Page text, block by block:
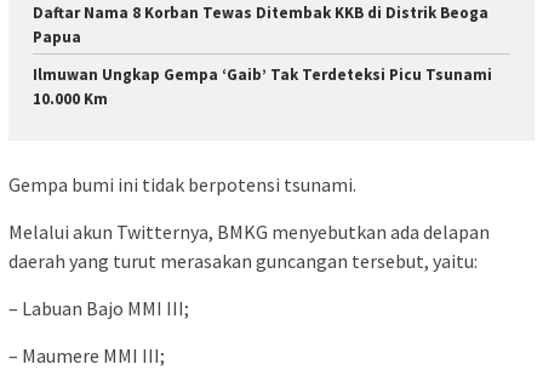
Daftar Nama 8 Korban Tewas Ditembak KKB di Distrik Beoga
Papua
Ilmuwan Ungkap Gempa ‘Gaib’ Tak Terdeteksi Picu Tsunami
10.000 Km
Gempa bumi ini tidak berpotensi tsunami.
Melalui akun Twitternya, BMKG menyebutkan ada delapan
daerah yang turut merasakan guncangan tersebut, yaitu:
– Labuan Bajo MMI III;
– Maumere MMI III;